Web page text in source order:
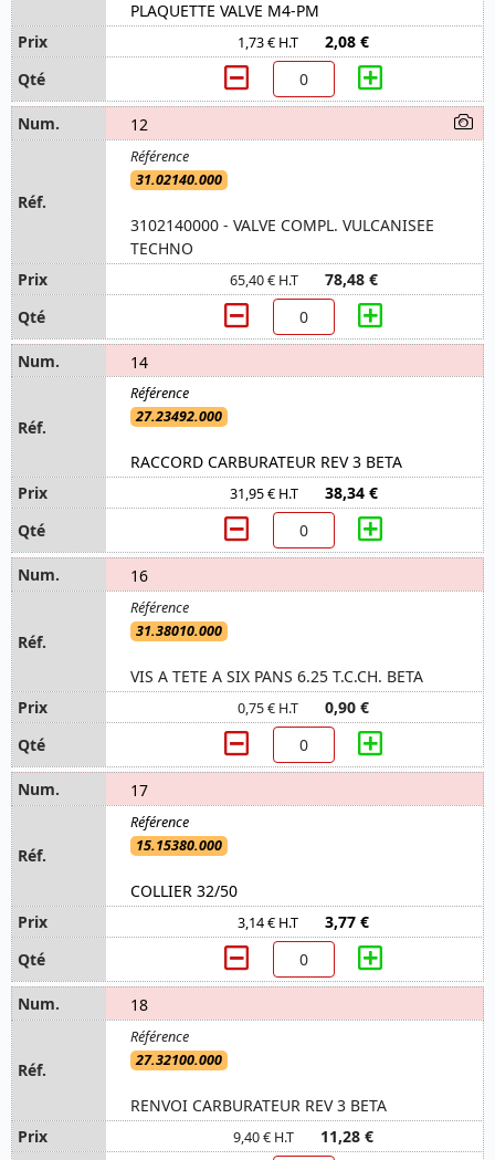
PLAQUETTE VALVE M4-PM
1,73 € H.T 2,08 €
12
31.02140.000
3102140000 - VALVE COMPL. VULCANISEE
TECHNO
65,40 € H.T 78,48 €
14
27.23492.000
RACCORD CARBURATEUR REV 3 BETA
31,95 € H.T 38,34 €
16
31.38010.000
VIS A TETE A SIX PANS 6.25 T.C.CH. BETA
0,75 € H.T 0,90 €
17
15.15380.000
COLLIER 32/50
3,14 € H.T 3,77 €
18
27.32100.000
RENVOI CARBURATEUR REV 3 BETA
9,40 € H.T 11,28 €